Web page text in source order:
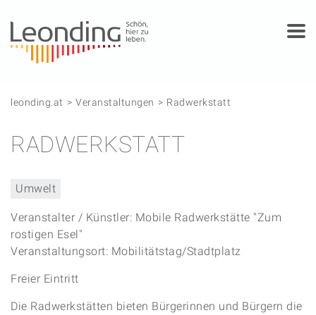
leonding.at Veranstaltungen Radwerkstatt
RADWERKSTATT
Umwelt
Veranstalter / Künstler: Mobile Radwerkstätte "Zum
rostigen Esel"
Veranstaltungsort: Mobilitätstag/Stadtplatz
Freier Eintritt
Die Radwerkstätten bieten Bürgerinnen und Bürgern die